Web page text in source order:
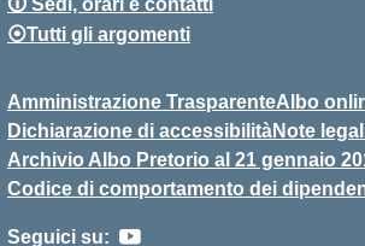
⦿Tutti gli argomenti
Amministrazione TrasparenteAlbo
Dichiarazione di accessibilitàNote
Archivio Albo Pretorio al 21 gennaio
Codice di comportamento dei
Seguici su: